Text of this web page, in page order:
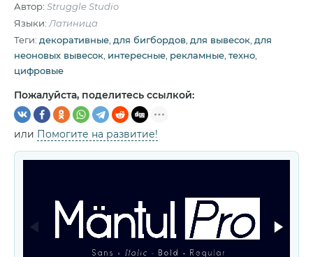
Автор: Struggle Studio
Языки: Латиница
Теги: декоративные для бигбордов для вывесок для
неоновых вывесок интересные рекламные техно
цифровые
Пожалуйста, поделитесь ссылкой:
или Помогите на развитие!